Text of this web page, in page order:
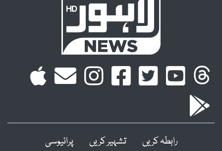
رابطہ کریں تشہیر کریں پرائیوسی